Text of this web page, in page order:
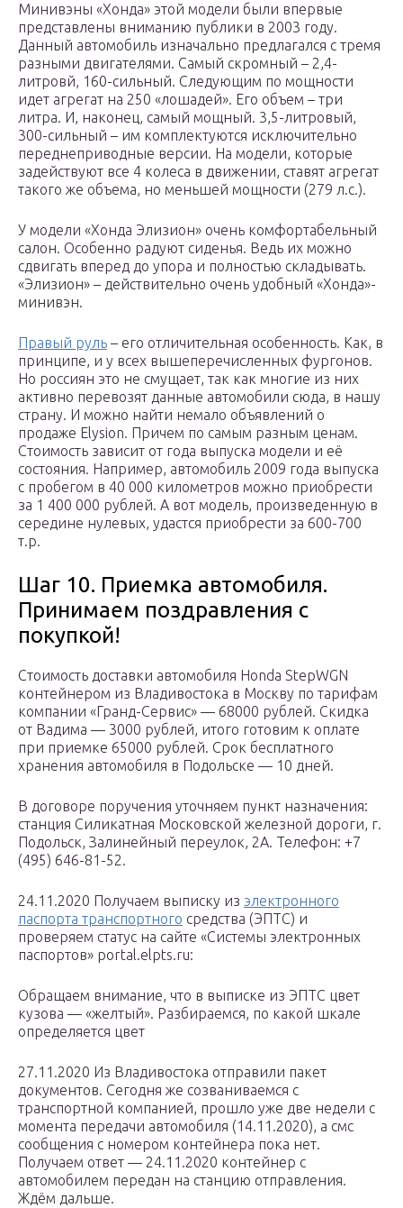
Минивэны «Хонда» этой модели были впервые
представлены вниманию публики в 2003 году.
Данный автомобиль изначально предлагался с тремя
разными двигателями. Самый скромный – 2,4-
литровй, 160-сильный. Следующим по мощности
идет агрегат на 250 «лошадей». Его объем – три
литра. И, наконец, самый мощный. 3,5-литровый,
300-сильный – им комплектуются исключительно
переднеприводные версии. На модели, которые
задействуют все 4 колеса в движении, ставят агрегат
такого же объема, но меньшей мощности (279 л.с.).
У модели «Хонда Элизион» очень комфортабельный
салон. Особенно радуют сиденья. Ведь их можно
сдвигать вперед до упора и полностью складывать.
«Элизион» – действительно очень удобный «Хонда»-
минивэн.
Правый руль – его отличительная особенность. Как, в
принципе, и у всех вышеперечисленных фургонов.
Но россиян это не смущает, так как многие из них
активно перевозят данные автомобили сюда, в нашу
страну. И можно найти немало объявлений о
продаже Elysion. Причем по самым разным ценам.
Стоимость зависит от года выпуска модели и её
состояния. Например, автомобиль 2009 года выпуска
с пробегом в 40 000 километров можно приобрести
за 1 400 000 рублей. А вот модель, произведенную в
середине нулевых, удастся приобрести за 600-700
т.р.
Шаг 10. Приемка автомобиля.
Принимаем поздравления с
покупкой!
Стоимость доставки автомобиля Honda StepWGN
контейнером из Владивостока в Москву по тарифам
компании «Гранд-Сервис» — 68000 рублей. Скидка
от Вадима — 3000 рублей, итого готовим к оплате
при приемке 65000 рублей. Срок бесплатного
хранения автомобиля в Подольске — 10 дней.
В договоре поручения уточняем пункт назначения:
станция Силикатная Московской железной дороги, г.
Подольск, Залинейный переулок, 2А. Телефон: +7
(495) 646-81-52.
24.11.2020 Получаем выписку из электронного
паспорта транспортного средства (ЭПТС) и
проверяем статус на сайте «Системы электронных
паспортов» portal.elpts.ru:
Обращаем внимание, что в выписке из ЭПТС цвет
кузова — «желтый». Разбираемся, по какой шкале
определяется цвет
27.11.2020 Из Владивостока отправили пакет
документов. Сегодня же созваниваемся с
транспортной компанией, прошло уже две недели с
момента передачи автомобиля (14.11.2020), а смс
сообщения с номером контейнера пока нет.
Получаем ответ — 24.11.2020 контейнер с
автомобилем передан на станцию отправления.
Ждём дальше.